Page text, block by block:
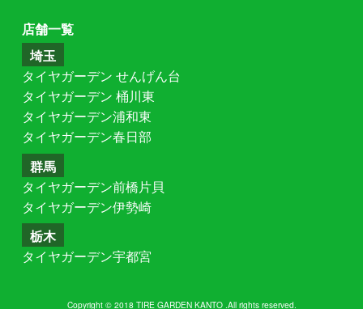
店舗一覧
埼玉
タイヤガーデン せんげん台
タイヤガーデン 桶川東
タイヤガーデン浦和東
タイヤガーデン春日部
群馬
タイヤガーデン前橋片貝
タイヤガーデン伊勢崎
栃木
タイヤガーデン宇都宮
Copyright © 2018 TIRE GARDEN KANTO .All rights reserved.